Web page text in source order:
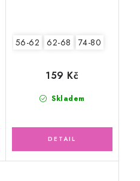
56-62 62-68 74-80
Skladem
159 Kč